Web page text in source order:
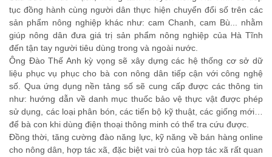
tục đồng hành cùng người dân thực hiện chuyển đổi số trên các
sản phẩm nông nghiệp khác như: cam Chanh, cam Bù... nhằm
giúp nông dân đưa giá trị sản phẩm nông nghiệp của Hà Tĩnh
đến tận tay người tiêu dùng trong và ngoài nước.
Ông Đào Thế Anh kỳ vọng sẽ xây dựng các hệ thống cơ sở dữ
liệu phục vụ phục cho bà con nông dân tiếp cận với công nghệ
số. Qua ứng dụng nền tảng số sẽ cung cấp được các thông tin
như: hướng dẫn về danh mục thuốc bảo vệ thực vật được phép
sử dụng, các loại phân bón, các tiến bộ kỹ thuật, các giống mới…
để bà con khi dùng điện thoại thông minh có thể tra cứu được.
Đồng thời, tăng cường đào năng lực, kỹ năng về bán hàng online
cho nông dân, hợp tác xã, đặc biệt vai trò của hợp tác xã rất quan